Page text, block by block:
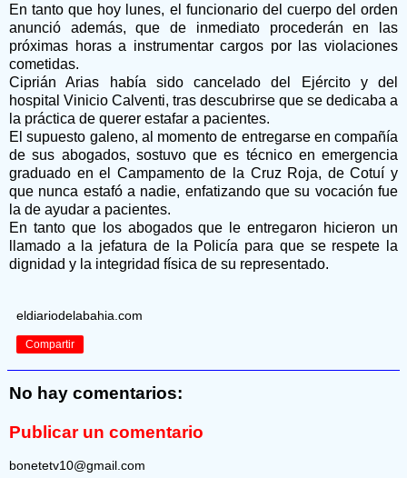
En tanto que hoy lunes, el funcionario del cuerpo del orden
anunció además, que de inmediato procederán en las
próximas horas a instrumentar cargos por las violaciones
cometidas.
Ciprián Arias había sido cancelado del Ejército y del
hospital Vinicio Calventi, tras descubrirse que se dedicaba a
la práctica de querer estafar a pacientes.
El supuesto galeno, al momento de entregarse en compañía
de sus abogados, sostuvo que es técnico en emergencia
graduado en el Campamento de la Cruz Roja, de Cotuí y
que nunca estafó a nadie, enfatizando que su vocación fue
la de ayudar a pacientes.
En tanto que los abogados que le entregaron hicieron un
llamado a la jefatura de la Policía para que se respete la
dignidad y la integridad física de su representado.
eldiariodelabahia.com
Compartir
No hay comentarios:
Publicar un comentario
bonetetv10@gmail.com